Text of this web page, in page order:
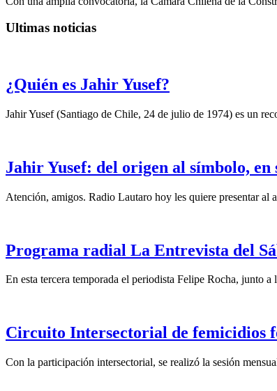
Ultimas noticias
¿Quién es Jahir Yusef?
Jahir Yusef (Santiago de Chile, 24 de julio de 1974) es un
Jahir Yusef: del origen al símbolo, en
Atención, amigos. Radio Lautaro hoy les quiere presentar al
Programa radial La Entrevista del
En esta tercera temporada el periodista Felipe Rocha, junto
Circuito Intersectorial de femicidios
Con la participación intersectorial, se realizó la sesión